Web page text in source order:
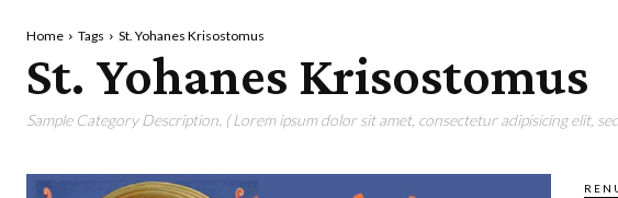
Home Tags St. Yohanes Krisostomus
St. Yohanes Krisostomus
Sample Category Description. ( Lorem ipsum dolor sit amet, consectetur adipisicing elit,